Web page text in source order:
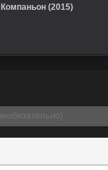
Компаньон (2015)